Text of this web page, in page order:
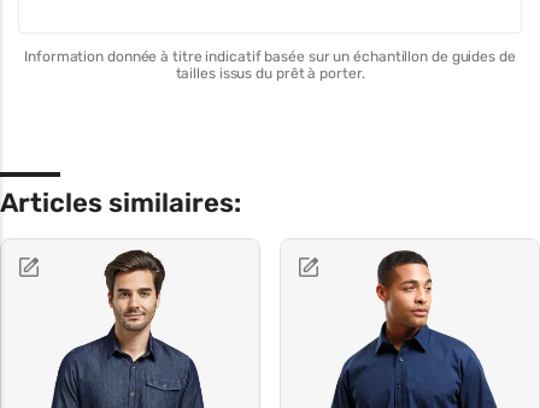
Information donnée à titre indicatif basée sur un échantillon de guides de
tailles issus du prêt à porter.
Articles similaires: